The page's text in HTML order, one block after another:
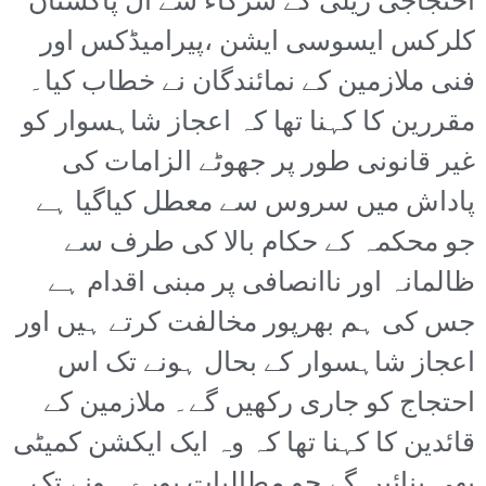
کلرکس ایسوسی ایشن ،پیرامیڈکس اور
فنی ملازمین کے نمائندگان نے خطاب کیا۔
مقررین کا کہنا تھا کہ اعجاز شاہسوار کو
غیر قانونی طور پر جھوٹے الزامات کی
پاداش میں سروس سے معطل کیاگیا ہے
جو محکمہ کے حکام بالا کی طرف سے
ظالمانہ اور ناانصافی پر مبنی اقدام ہے
جس کی ہم بھرپور مخالفت کرتے ہیں اور
اعجاز شاہسوار کے بحال ہونے تک اس
احتجاج کو جاری رکھیں گے۔ ملازمین کے
قائدین کا کہنا تھا کہ وہ ایک ایکشن کمیٹی